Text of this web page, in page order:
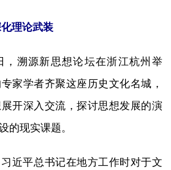
理论武装
溯源新思想论坛在浙江杭州举
家学者齐聚这座历史文化名城，
开深入交流，探讨思想发展的演
的现实课题。
平总书记在地方工作时对于文